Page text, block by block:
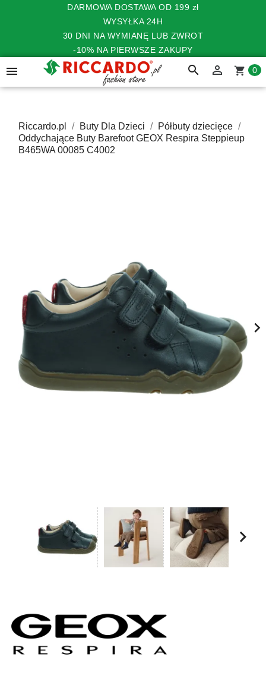
DARMOWA DOSTAWA OD 199 zł
WYSYŁKA 24H
30 DNI NA WYMIANĘ LUB ZWROT
-10% NA PIERWSZE ZAKUPY
 search  shopping_cart 0
Riccardo.pl Buty Dla Dzieci
Półbuty dziecięce
Oddychające Buty Barefoot GEOX Respira Steppieup
B465WA 00085 C4002
